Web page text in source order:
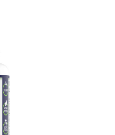
να επιλεγούν